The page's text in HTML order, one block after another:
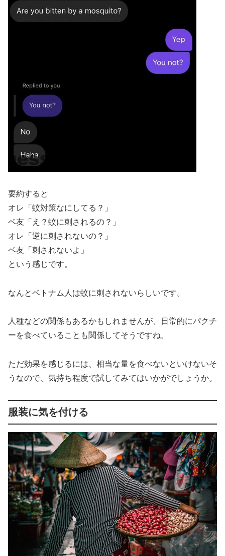
要約すると
オレ「蚊対策なにしてる？」
ベ友「え？蚊に刺されるの？」
オレ「逆に刺されないの？」
ベ友「刺されないよ」
という感じです。
なんとベトナム人は蚊に刺されないらしいです。
人種などの関係もあるかもしれませんが、日常的にパクチ
ーを食べていることも関係してそうですね。
ただ効果を感じるには、相当な量を食べないといけないそ
うなので、気持ち程度で試してみてはいかがでしょうか。
服装に気を付ける